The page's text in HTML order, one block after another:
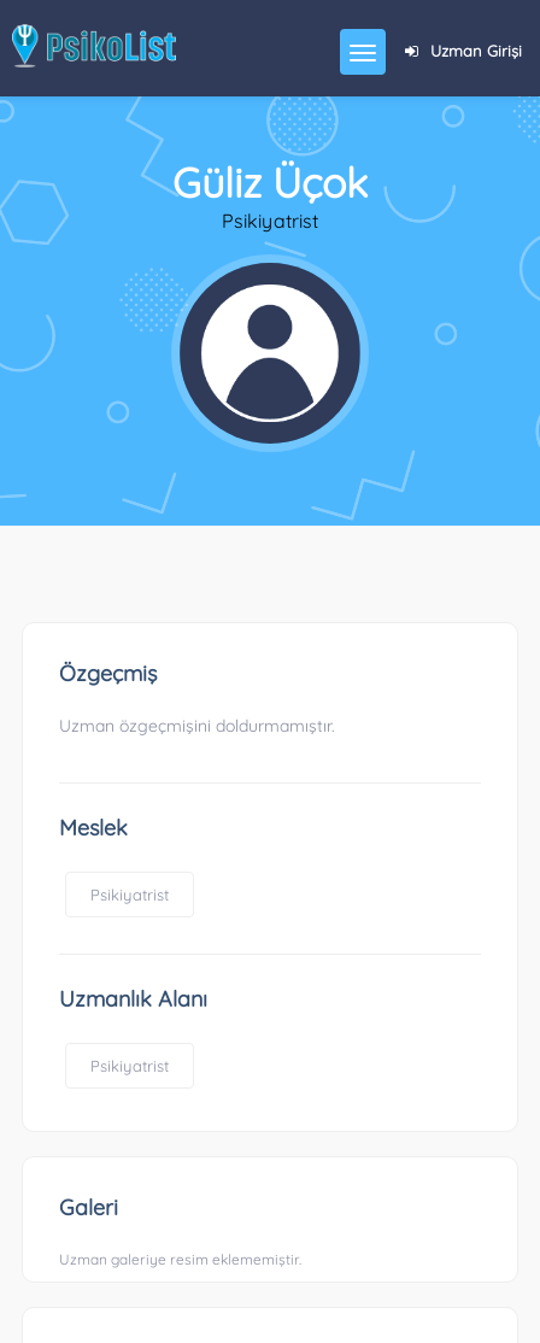
Uzman Girişi
Güliz Üçok
Psikiyatrist
Özgeçmiş
Uzman özgeçmişini doldurmamıştır.
Meslek
Psikiyatrist
Uzmanlık Alanı
Psikiyatrist
Galeri
Uzman galeriye resim eklememiştir.